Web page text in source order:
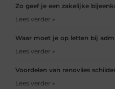
Zo geef je een zakelijke
Lees verder »
Waar moet je op letten bij
Lees verder »
Voordelen van renovlies
Lees verder »